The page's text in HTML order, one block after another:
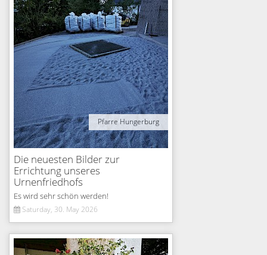
Pfarre Hungerburg
Die neuesten Bilder zur
Errichtung unseres
Urnenfriedhofs
Es wird sehr schön werden!
Saturday, 30. May 2026